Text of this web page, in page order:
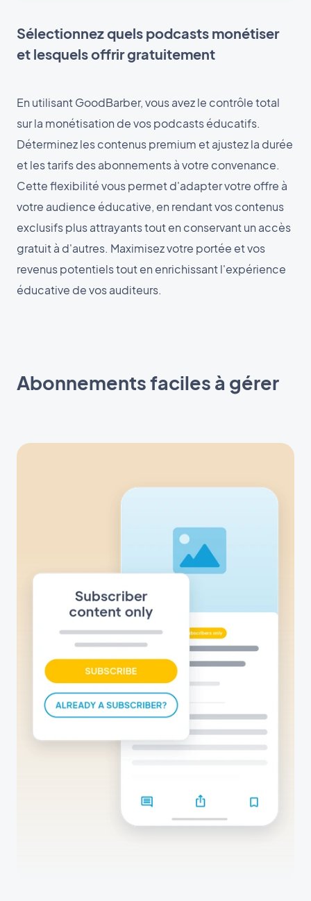
Sélectionnez quels podcasts monétiser
et lesquels offrir gratuitement
En utilisant GoodBarber, vous avez le contrôle total
sur la monétisation de vos podcasts éducatifs.
Déterminez les contenus premium et ajustez la durée
et les tarifs des abonnements à votre convenance.
Cette flexibilité vous permet d'adapter votre offre à
votre audience éducative, en rendant vos contenus
exclusifs plus attrayants tout en conservant un accès
gratuit à d'autres. Maximisez votre portée et vos
revenus potentiels tout en enrichissant l'expérience
éducative de vos auditeurs.
Abonnements faciles à gérer